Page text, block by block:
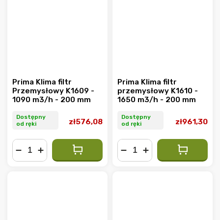
Prima Klima filtr
Przemysłowy K1609 -
1090 m3/h - 200 mm
Dostępny
od ręki
zł576,08
Prima Klima filtr
przemysłowy K1610 -
1650 m3/h - 200 mm
Dostępny
od ręki
zł961,30